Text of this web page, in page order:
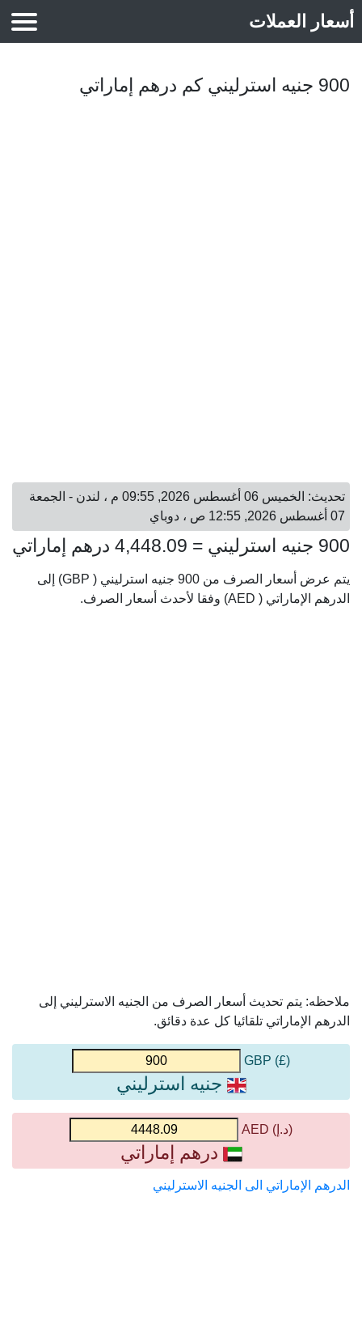
أسعار العملات
900 جنيه استرليني كم درهم إماراتي
تحديث: الخميس 06 أغسطس 2026, 09:55 م ، لندن - الجمعة
07 أغسطس 2026, 12:55 ص ، دوباي
900 جنيه استرليني = 4,448.09 درهم إماراتي
يتم عرض أسعار الصرف من 900 جنيه استرليني ( GBP) إلى
الدرهم الإماراتي ( AED) وفقا لأحدث أسعار الصرف.
ملاحظه: يتم تحديث أسعار الصرف من الجنيه الاسترليني إلى
الدرهم الإماراتي تلقائيا كل عدة دقائق.
(£) GBP
جنيه استرليني
(د.إ) AED
درهم إماراتي
الدرهم الإماراتي الى الجنيه الاسترليني